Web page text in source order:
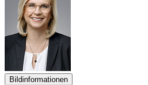
Bildinformationen